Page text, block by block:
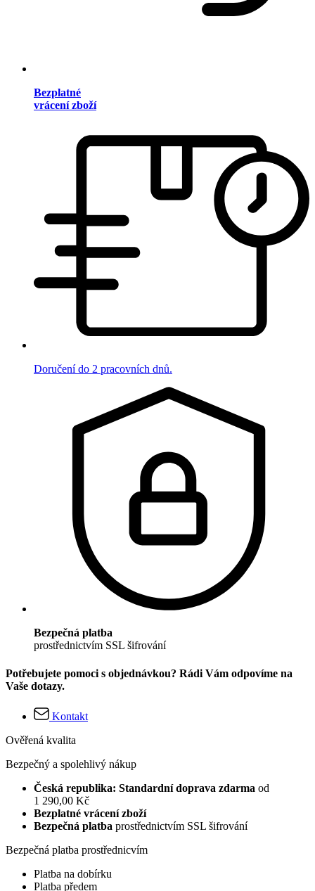
Bezplatné
vrácení zboží
Doručení do 2 pracovních dnů.
Bezpečná platba
prostřednictvím SSL šifrování
Potřebujete pomoci s objednávkou? Rádi Vám odpovíme na
Vaše dotazy.
Kontakt
Ověřená kvalita
Bezpečný a spolehlivý nákup
Česká republika: Standardní doprava zdarma od
1 290,00 Kč
Bezplatné vrácení zboží
Bezpečná platba prostřednictvím SSL šifrování
Bezpečná platba prostřednicvím
Platba na dobírku
Platba předem